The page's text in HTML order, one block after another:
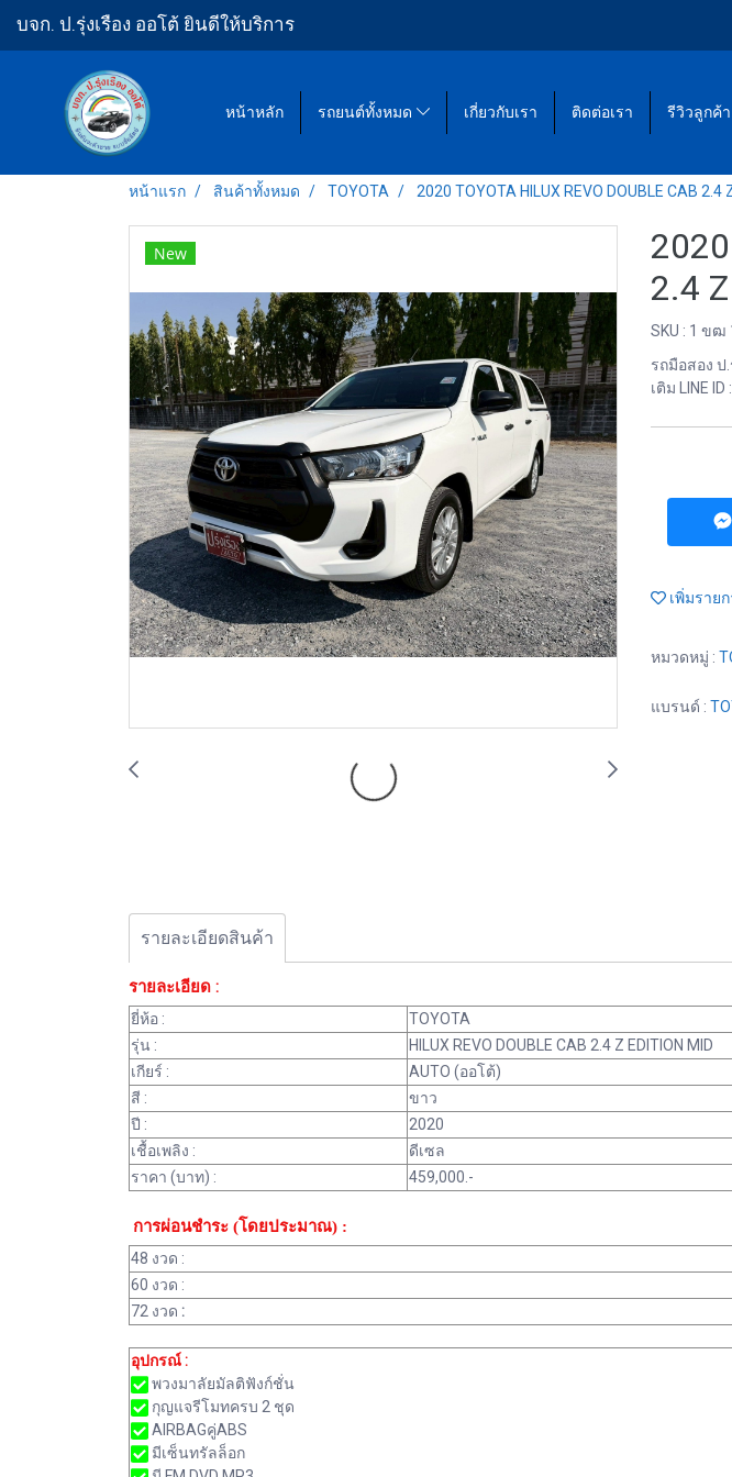
บจก. ป.รุ่งเรือง ออโต้ ยินดีให้บริการ
หน้าหลัก รถยนต์ทั้งหมด เกี่ยวกับเรา ติดต่อเรา รีวิวลูกค้า
หน้าแรก สินค้าทั้งหมด TOYOTA 2020 TOYOTA HILUX REVO DOUBLE CAB
New
2.4
SKU : 1 ขฒ
รถมือสอง ป
เติม LINE
เพิ่มราย
หมวดหมู่ :
แบรนด์ :
รายละเอียดสินค้า
รายละเอียด :
ยี่ห้อ :
TOYOTA
รุ่น :
HILUX REVO DOUBLE CAB 2.4 Z EDITION MID
เกียร์ :
AUTO (ออโต้)
สี :
ขาว
ปี :
2020
เชื้อเพลิง :
ดีเซล
ราคา (บาท) :
459,000.-
การผ่อนชำระ (โดยประมาณ) :
48 งวด :
60 งวด :
72 งวด :
อุปกรณ์ :
พวงมาลัยมัลติฟังก์ชั่น
กุญแจรีโมทครบ 2 ชุด
AIRBAGคู่ABS
มีเซ็นทรัลล็อก